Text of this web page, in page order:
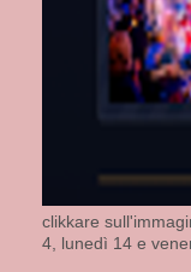
clikkare
4, lunedì 14 e